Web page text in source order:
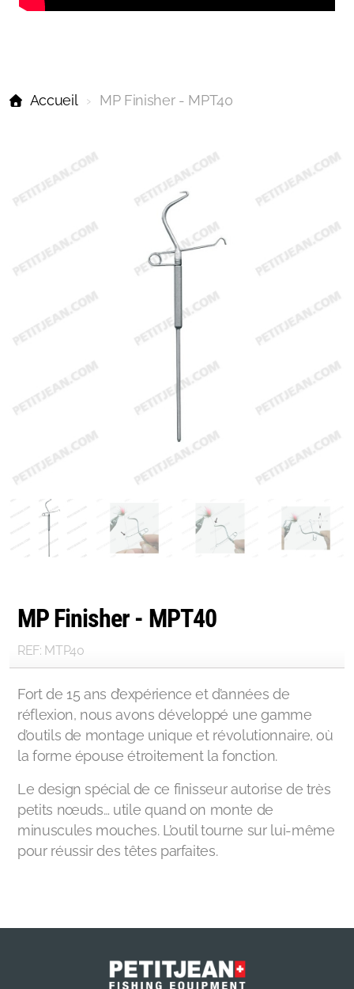
Accueil MP Finisher - MPT40
MP Finisher - MPT40
REF: MTP40
Fort de 15 ans d’expérience et d’années de
réflexion, nous avons développé une gamme
d’outils de montage unique et révolutionnaire, où
la forme épouse étroitement la fonction.
Le design spécial de ce finisseur autorise de très
petits nœuds… utile quand on monte de
minuscules mouches. L’outil tourne sur lui-même
pour réussir des têtes parfaites.